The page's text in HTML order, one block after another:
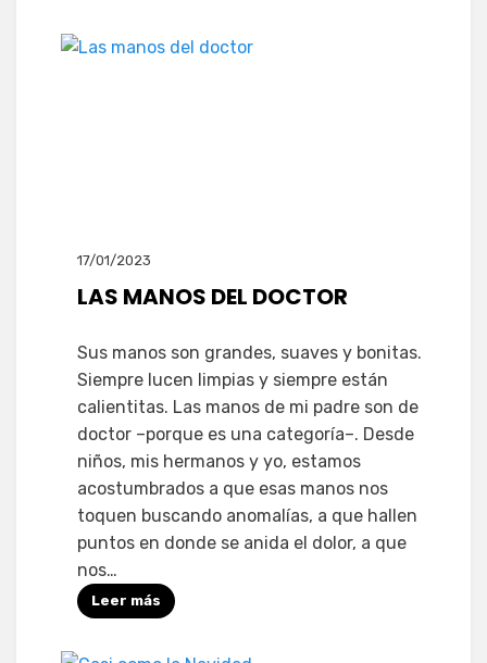
17/01/2023
LAS MANOS DEL DOCTOR
Sus manos son grandes, suaves y bonitas.
Siempre lucen limpias y siempre están
calientitas. Las manos de mi padre son de
doctor –porque es una categoría–. Desde
niños, mis hermanos y yo, estamos
acostumbrados a que esas manos nos
toquen buscando anomalías, a que hallen
puntos en donde se anida el dolor, a que
nos…
Leer más